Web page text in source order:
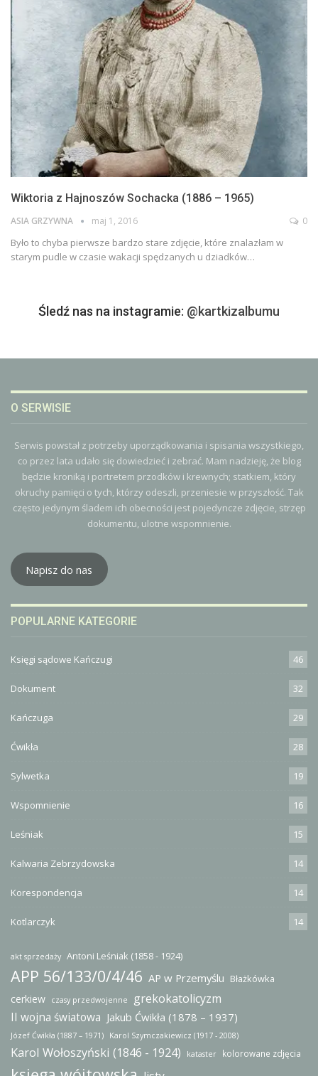
Wiktoria z Hajnoszów Sochacka (1886 – 1965)
ASIA GRZYWNA maj 1, 2016 0
Było to chyba pierwsze bardzo stare zdjęcie, które znalazłam w
starym pudle w czasie wakacji spędzanych u dziadków…
Śledź nas na instagramie: @kartkizalbumu
O SERWISIE
Serwis powstał z potrzeby uporządkowania i spisania wszystkiego,
co przez lata udało się dowiedzieć i zebrać. Mam nadzieję, że blog
będzie kroniką i portretem przodków i krewnych; statkiem, który
okruchy pamięci o tych, którzy odeszli, przeniesie w przyszłość. Tak
często jedynym śladem ich obecności jest pojedyncze zdjęcie, strzęp
dokumentu, ulotne wspomnienie.
Napisz do nas
POPULARNE KATEGORIE
Księgi sądowe Kańczugi 46
Dokument 32
Kańczuga 29
Ćwikła 28
Sylwetka 19
Wspomnienie 16
Leśniak 15
Kalwaria Zebrzydowska 14
Korespondencja 14
Kotlarczyk 14
akt sprzedaży Antoni Leśniak (1858 - 1924)
APP 56/133/0/4/46 AP w Przemyślu Błażkówka
cerkiew czasy przedwojenne grekokatolicyzm
II wojna światowa Jakub Ćwikła (1878 – 1937)
Józef Ćwikła (1887 – 1971) Karol Szymczakiewicz (1917 - 2008)
Karol Wołoszyński (1846 - 1924) kataster kolorowane zdjęcia